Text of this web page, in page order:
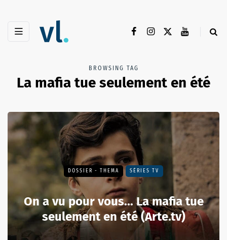
BROWSING TAG
La mafia tue seulement en été
DOSSIER - THEMA SÉRIES TV
On a vu pour vous... La mafia tue
seulement en été (Arte.tv)